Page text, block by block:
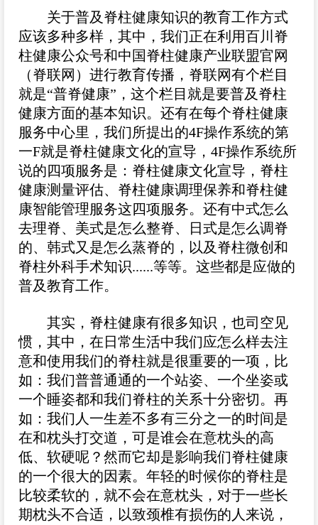
关于普及脊柱健康知识的教育工作方式
应该多种多样，其中，我们正在利用百川脊
柱健康公众号和中国脊柱健康产业联盟官网
（脊联网）进行教育传播，脊联网有个栏目
就是“普脊健康”，这个栏目就是要普及脊柱
健康方面的基本知识。还有在每个脊柱健康
服务中心里，我们所提出的4F操作系统的第
一F就是脊柱健康文化的宣导，4F操作系统所
说的四项服务是：脊柱健康文化宣导，脊柱
健康测量评估、脊柱健康调理保养和脊柱健
康智能管理服务这四项服务。还有中式怎么
去理脊、美式是怎么整脊、日式是怎么调脊
的、韩式又是怎么蒸脊的，以及脊柱微创和
脊柱外科手术知识......等等。这些都是应做的
普及教育工作。
其实，脊柱健康有很多知识，也司空见
惯，其中，在日常生活中我们应怎么样去注
意和使用我们的脊柱就是很重要的一项，比
如：我们普普通通的一个站姿、一个坐姿或
一个睡姿都和我们脊柱的关系十分密切。再
如：我们人一生差不多有三分之一的时间是
在和枕头打交道，可是谁会在意枕头的高
低、软硬呢？然而它却是影响我们脊柱健康
的一个很大的因素。年轻的时候你的脊柱是
比较柔软的，就不会在意枕头，对于一些长
期枕头不合适，以致颈椎有损伤的人来说，